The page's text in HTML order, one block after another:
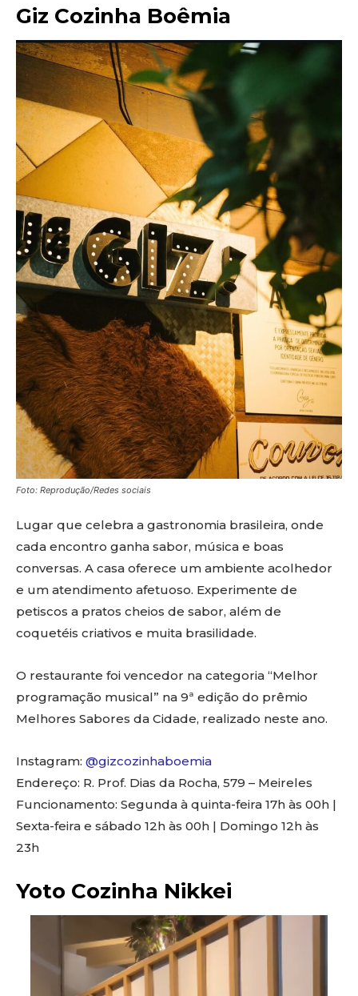
Giz Cozinha Boêmia
Foto: Reprodução/Redes sociais
Lugar que celebra a gastronomia brasileira, onde
cada encontro ganha sabor, música e boas
conversas. A casa oferece um ambiente acolhedor
e um atendimento afetuoso. Experimente de
petiscos a pratos cheios de sabor, além de
coquetéis criativos e muita brasilidade.
O restaurante foi vencedor na categoria “Melhor
programação musical” na 9ª edição do prêmio
Melhores Sabores da Cidade, realizado neste ano.
Instagram: @gizcozinhaboemia
Endereço: R. Prof. Dias da Rocha, 579 – Meireles
Funcionamento: Segunda à quinta-feira 17h às 00h |
Sexta-feira e sábado 12h às 00h | Domingo 12h às
23h
Yoto Cozinha Nikkei